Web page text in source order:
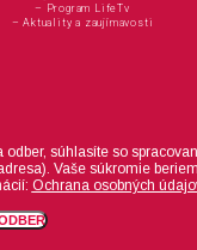
– Program LifeTv
– Aktuality a zaujímavosti
súhlasíte so
Vaše súkromie
Ochrana osobných